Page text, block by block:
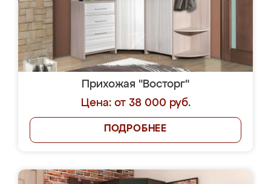
Прихожая "Восторг"
Цена: от 38 000 руб.
ПОДРОБНЕЕ